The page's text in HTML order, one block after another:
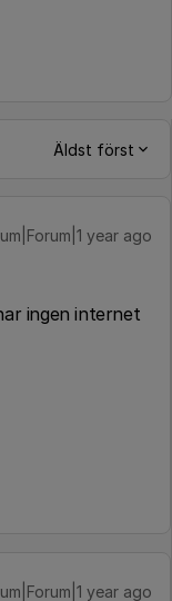
Äldst först
year ago
ingen internet
year ago